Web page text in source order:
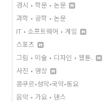
경시 • 학문 • 논문
과학 • 공학 • 논문
IT • 소프트웨어 • 게임
스포츠
그림 • 미술 • 디자인 • 웹툰.
사진 • 영상
콩쿠르•성악•국악•동요
음악 • 가요 • 댄스